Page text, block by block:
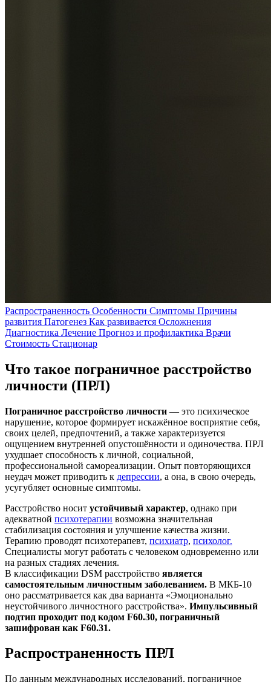
Распространенность Особенности Симптомы Причины
развития Патогенез Как развивается Осложнения
Диагностика Лечение Прогноз и профилактика Врачи
Стоимость Стационар
Что такое пограничное расстройство
личности (ПРЛ)
Пограничное расстройство личности — это психическое
нарушение, которое формирует искажённое восприятие себя,
своих целей, предпочтений, а также характеризуется
ощущением внутренней опустошённости и одиночества. ПРЛ
ухудшает способность к личной, социальной,
профессиональной самореализации. Опыт повторяющихся
неудач может приводить к депрессии, а она, в свою очередь,
усугубляет основные симптомы.
Расстройство носит устойчивый характер, однако при
адекватной психотерапии возможна значительная
стабилизация состояния и улучшение качества жизни.
Терапию проводят психотерапевт, психиатр, психолог.
Специалисты могут работать с человеком одновременно или
на разных стадиях лечения.
В классификации DSM расстройство является
самостоятельным личностным заболеванием. В МКБ-10
оно рассматривается как два варианта «Эмоционально
неустойчивого личностного расстройства». Импульсивный
подтип проходит под кодом F60.30, пограничный
зашифрован как F60.31.
Распространенность ПРЛ
По данным международных исследований, пограничное